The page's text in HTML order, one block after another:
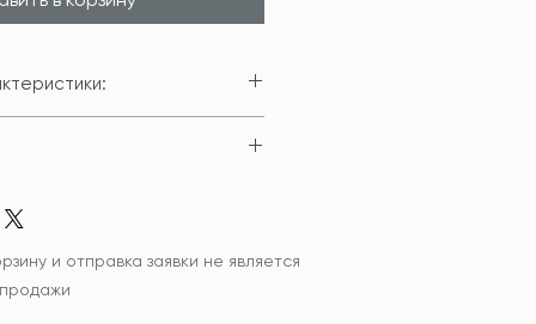
внутренней подушки:
или без внутренней
и отправка заявки не является